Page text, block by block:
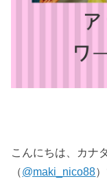
こんにちは、カナ
（@maki_nico88